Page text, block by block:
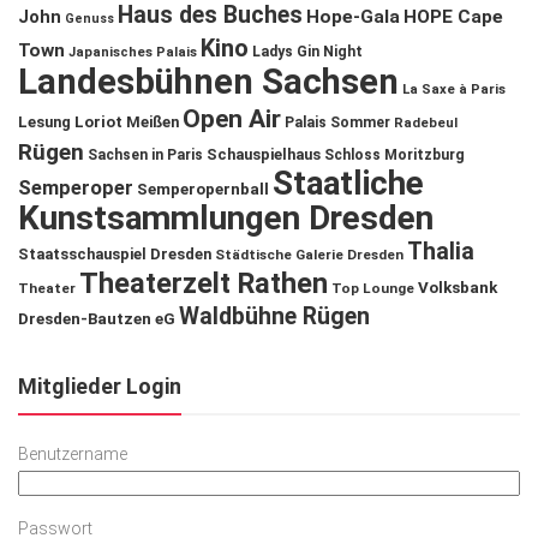
John Genuss Haus des Buches Hope-Gala HOPE Cape
Town Japanisches Palais Kino Ladys Gin Night
Landesbühnen Sachsen La Saxe à Paris
Lesung Loriot Meißen Open Air Palais Sommer Radebeul
Rügen Sachsen in Paris Schauspielhaus Schloss Moritzburg
Semperoper Semperopernball
Staatliche
Kunstsammlungen Dresden
Staatsschauspiel Dresden Städtische Galerie Dresden Thalia
Theater Theaterzelt Rathen Top Lounge Volksbank
Dresden-Bautzen eG Waldbühne Rügen
Mitglieder Login
Benutzername
Passwort